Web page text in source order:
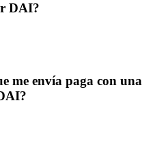
DAI?
me envía paga con una